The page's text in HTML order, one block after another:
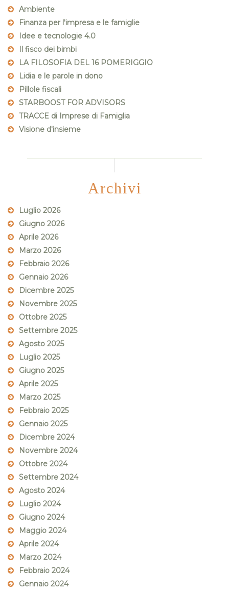
Ambiente
Finanza per l'impresa e le famiglie
Idee e tecnologie 4.0
Il fisco dei bimbi
LA FILOSOFIA DEL 16 POMERIGGIO
Lidia e le parole in dono
Pillole fiscali
STARBOOST FOR ADVISORS
TRACCE di Imprese di Famiglia
Visione d'insieme
Archivi
Luglio 2026
Giugno 2026
Aprile 2026
Marzo 2026
Febbraio 2026
Gennaio 2026
Dicembre 2025
Novembre 2025
Ottobre 2025
Settembre 2025
Agosto 2025
Luglio 2025
Giugno 2025
Aprile 2025
Marzo 2025
Febbraio 2025
Gennaio 2025
Dicembre 2024
Novembre 2024
Ottobre 2024
Settembre 2024
Agosto 2024
Luglio 2024
Giugno 2024
Maggio 2024
Aprile 2024
Marzo 2024
Febbraio 2024
Gennaio 2024